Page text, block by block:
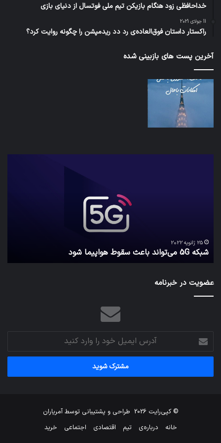
خداحافظی زود هنگام بازیکن تیم ملی فوتسال از دنیای بازی
11 جولای 2021
راکستار داستان فوق‌العاده‌ی رد دد ریدمپشن را چگونه روایت کرد؟
آخرین پست های بازبینی شده
25 ژانویه 2022
شبکه 5G می‌تواند باعث سقوط هواپیما شود
عضویت در خبرنامه
آدرس
ایمیل
خود
وارد
© کپی‌رایت 2026 طراحی و پشتیبانی توسطآمریاران
خانه
درباره‌ی تیم اقتصادی اجتماعی خرید